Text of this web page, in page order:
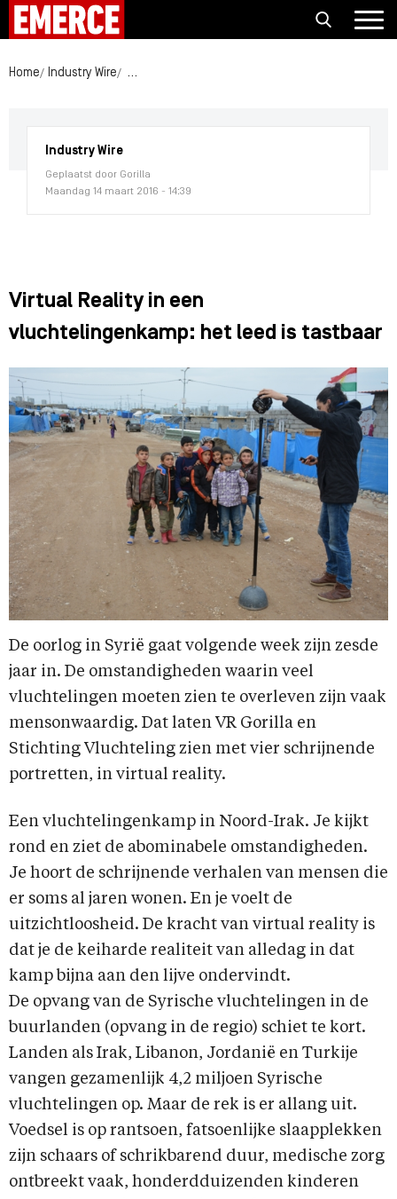
Home Industry Wire Virtual Reality in een vluchtelingenkamp: het
Industry Wire
Geplaatst door Gorilla
Maandag 14 maart 2016 - 14:39
Virtual Reality in een
vluchtelingenkamp: het leed is tastbaar
De oorlog in Syrië gaat volgende week zijn zesde
jaar in. De omstandigheden waarin veel
vluchtelingen moeten zien te overleven zijn vaak
mensonwaardig. Dat laten VR Gorilla en
Stichting Vluchteling zien met vier schrijnende
portretten, in virtual reality.
Een vluchtelingenkamp in Noord-Irak. Je kijkt
rond en ziet de abominabele omstandigheden.
Je hoort de schrijnende verhalen van mensen die
er soms al jaren wonen. En je voelt de
uitzichtloosheid. De kracht van virtual reality is
dat je de keiharde realiteit van alledag in dat
kamp bijna aan den lijve ondervindt.
De opvang van de Syrische vluchtelingen in de
buurlanden (opvang in de regio) schiet te kort.
Landen als Irak, Libanon, Jordanië en Turkije
vangen gezamenlijk 4,2 miljoen Syrische
vluchtelingen op. Maar de rek is er allang uit.
Voedsel is op rantsoen, fatsoenlijke slaapplekken
zijn schaars of schrikbarend duur, medische zorg
ontbreekt vaak, honderdduizenden kinderen